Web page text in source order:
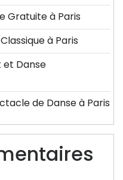
Gratuite à Paris
à Paris
et Danse
de Danse à Paris